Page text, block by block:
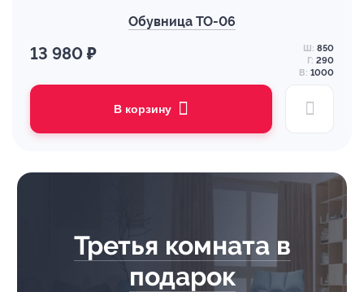
Обувница ТО-06
13 980 ₽ Ш: 850
Г: 290
В: 1000
В корзину
Третья комната в
подарок